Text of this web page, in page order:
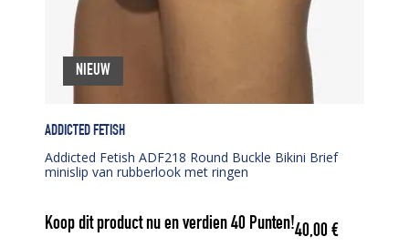
ADDICTED FETISH
Addicted Fetish ADF218 Round Buckle Bikini Brief
minislip van rubberlook met ringen
Koop dit product nu en verdien40 Punten!40,00€
NIEUW